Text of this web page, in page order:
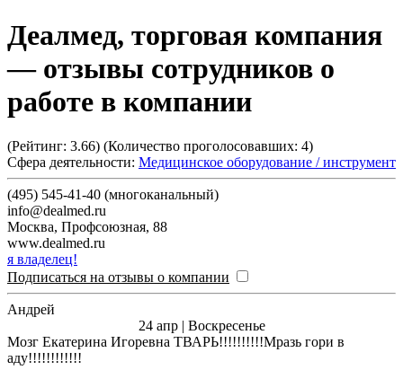
Деалмед, торговая компания
— отзывы сотрудников о
работе в компании
(Рейтинг: 3.66) (Количество проголосовавших: 4)
Сфера деятельности: Медицинское оборудование / инструмент
(495) 545-41-40 (многоканальный)
info@dealmed.ru
Москва, Профсоюзная, 88
www.dealmed.ru
я владелец!
Подписаться на отзывы о компании
Андрей
24 апр | Воскресенье
Мозг Екатерина Игоревна ТВАРЬ!!!!!!!!!!Мразь гори в
аду!!!!!!!!!!!!